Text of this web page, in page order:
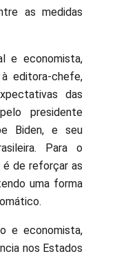
as medidas
e economista,
editora-chefe,
das
presidente
Biden, e seu
Para o
é de reforçar as
uma forma
e economista,
nos Estados